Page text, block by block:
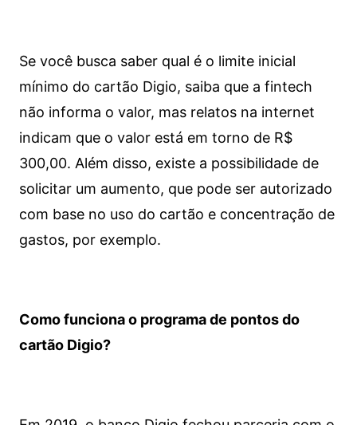
Se você busca saber qual é o limite inicial
mínimo do cartão Digio, saiba que a fintech
não informa o valor, mas relatos na internet
indicam que o valor está em torno de R$
300,00. Além disso, existe a possibilidade de
solicitar um aumento, que pode ser autorizado
com base no uso do cartão e concentração de
gastos, por exemplo.
Como funciona o programa de pontos do
cartão Digio?